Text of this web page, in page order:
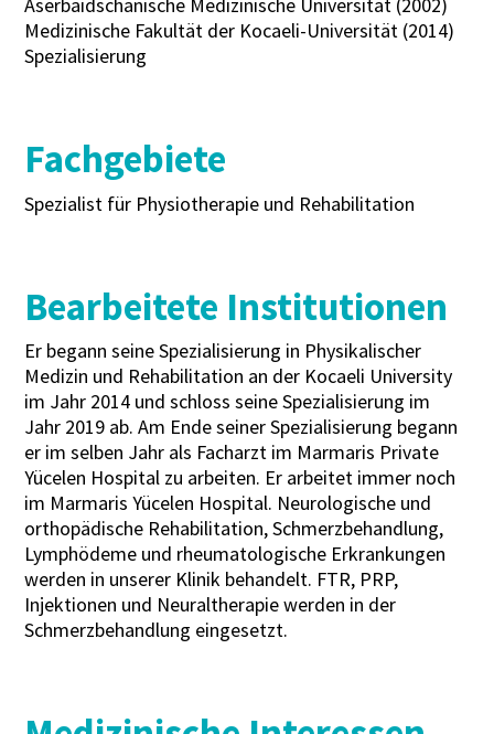
Aserbaidschanische Medizinische Universität (2002)
Medizinische Fakultät der Kocaeli-Universität (2014)
Spezialisierung
Fachgebiete
Spezialist für Physiotherapie und Rehabilitation
Bearbeitete Institutionen
Er begann seine Spezialisierung in Physikalischer
Medizin und Rehabilitation an der Kocaeli University
im Jahr 2014 und schloss seine Spezialisierung im
Jahr 2019 ab. Am Ende seiner Spezialisierung begann
er im selben Jahr als Facharzt im Marmaris Private
Yücelen Hospital zu arbeiten. Er arbeitet immer noch
im Marmaris Yücelen Hospital. Neurologische und
orthopädische Rehabilitation, Schmerzbehandlung,
Lymphödeme und rheumatologische Erkrankungen
werden in unserer Klinik behandelt. FTR, PRP,
Injektionen und Neuraltherapie werden in der
Schmerzbehandlung eingesetzt.